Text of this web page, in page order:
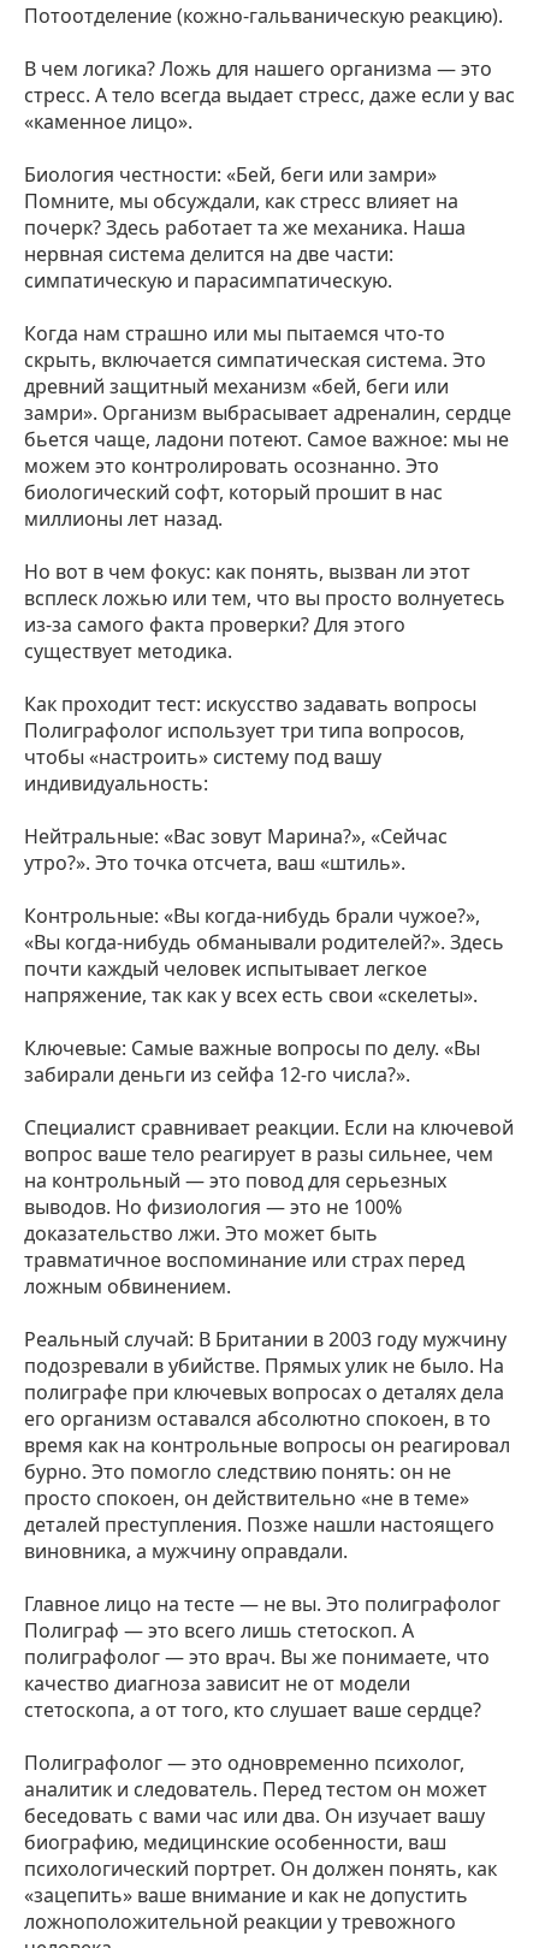
Потоотделение (кожно-гальваническую реакцию).
В чем логика? Ложь для нашего организма — это
стресс. А тело всегда выдает стресс, даже если у вас
«каменное лицо».
Биология честности: «Бей, беги или замри»
Помните, мы обсуждали, как стресс влияет на
почерк? Здесь работает та же механика. Наша
нервная система делится на две части:
симпатическую и парасимпатическую.
Когда нам страшно или мы пытаемся что-то
скрыть, включается симпатическая система. Это
древний защитный механизм «бей, беги или
замри». Организм выбрасывает адреналин, сердце
бьется чаще, ладони потеют. Самое важное: мы не
можем это контролировать осознанно. Это
биологический софт, который прошит в нас
миллионы лет назад.
Но вот в чем фокус: как понять, вызван ли этот
всплеск ложью или тем, что вы просто волнуетесь
из-за самого факта проверки? Для этого
существует методика.
Как проходит тест: искусство задавать вопросы
Полиграфолог использует три типа вопросов,
чтобы «настроить» систему под вашу
индивидуальность:
Нейтральные: «Вас зовут Марина?», «Сейчас
утро?». Это точка отсчета, ваш «штиль».
Контрольные: «Вы когда-нибудь брали чужое?»,
«Вы когда-нибудь обманывали родителей?». Здесь
почти каждый человек испытывает легкое
напряжение, так как у всех есть свои «скелеты».
Ключевые: Самые важные вопросы по делу. «Вы
забирали деньги из сейфа 12-го числа?».
Специалист сравнивает реакции. Если на ключевой
вопрос ваше тело реагирует в разы сильнее, чем
на контрольный — это повод для серьезных
выводов. Но физиология — это не 100%
доказательство лжи. Это может быть
травматичное воспоминание или страх перед
ложным обвинением.
Реальный случай: В Британии в 2003 году мужчину
подозревали в убийстве. Прямых улик не было. На
полиграфе при ключевых вопросах о деталях дела
его организм оставался абсолютно спокоен, в то
время как на контрольные вопросы он реагировал
бурно. Это помогло следствию понять: он не
просто спокоен, он действительно «не в теме»
деталей преступления. Позже нашли настоящего
виновника, а мужчину оправдали.
Главное лицо на тесте — не вы. Это полиграфолог
Полиграф — это всего лишь стетоскоп. А
полиграфолог — это врач. Вы же понимаете, что
качество диагноза зависит не от модели
стетоскопа, а от того, кто слушает ваше сердце?
Полиграфолог — это одновременно психолог,
аналитик и следователь. Перед тестом он может
беседовать с вами час или два. Он изучает вашу
биографию, медицинские особенности, ваш
психологический портрет. Он должен понять, как
«зацепить» ваше внимание и как не допустить
ложноположительной реакции у тревожного